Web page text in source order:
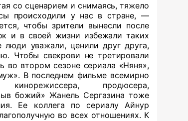
со сценарием и снимаясь, тяжело
происходили у нас в стране, —
чтобы зрители вынесли после
и в своей жизни избежали таких
уважали, ценили друг друга,
Чтобы свекрови не третировали
во втором сезоне сериала «Няня»,
В последнем фильме всемирно
кинорежиссера, продюсера,
божий» Жанель Сергазина тоже
Ее коллега по сериалуАйнур
во всех отношениях. К